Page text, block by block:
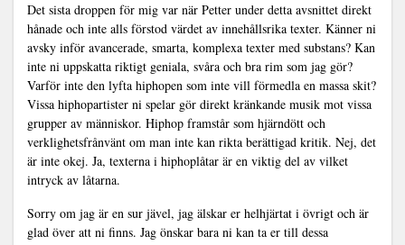
Det sista droppen för mig var när Petter under detta avsnittet direkt
hånade och inte alls förstod värdet av innehållsrika texter. Känner ni
avsky inför avancerade, smarta, komplexa texter med substans? Kan
inte ni uppskatta riktigt geniala, svåra och bra rim som jag gör?
Varför inte den lyfta hiphopen som inte vill förmedla en massa skit?
Vissa hiphopartister ni spelar gör direkt kränkande musik mot vissa
grupper av människor. Hiphop framstår som hjärndött och
verklighetsfrånvänt om man inte kan rikta berättigad kritik. Nej, det
är inte okej. Ja, texterna i hiphoplåtar är en viktig del av vilket
intryck av låtarna.
Sorry om jag är en sur jävel, jag älskar er helhjärtat i övrigt och är
glad över att ni finns. Jag önskar bara ni kan ta er till dessa